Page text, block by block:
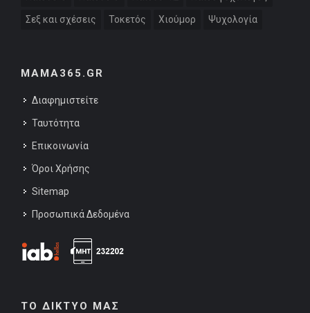
Σεξ και σχέσεις Τοκετός Χιούμορ Ψυχολογία
MAMA365.GR
Διαφημιστείτε
Ταυτότητα
Επικοινωνία
Όροι Χρήσης
Sitemap
Προσωπικά Δεδομένα
ΤΟ ΔΙΚΤΥΟ ΜΑΣ